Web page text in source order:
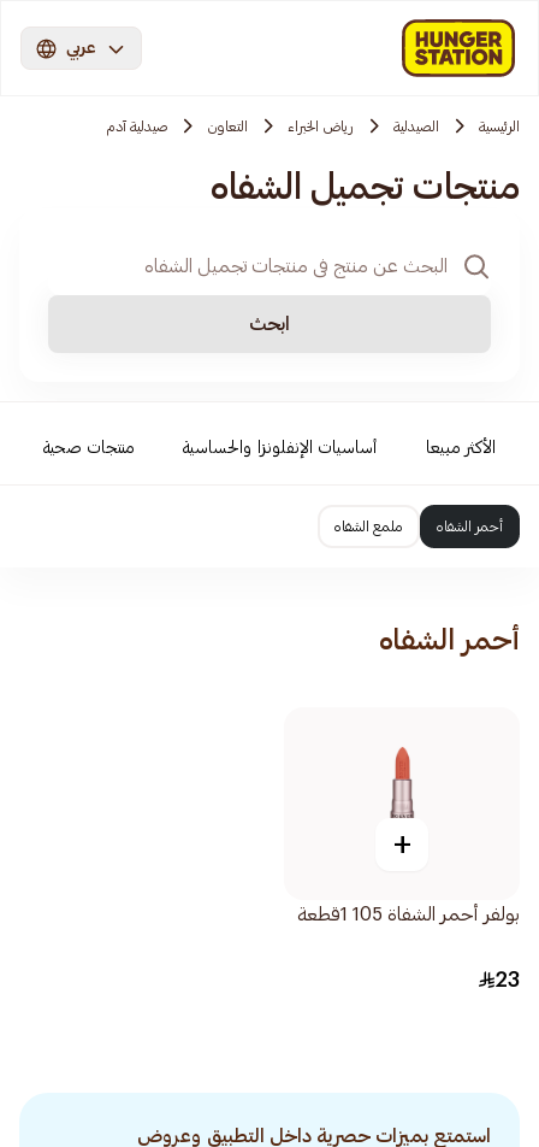
عربي
الرئيسية الصيدلية رياض الخبراء التعاون صيدلية آدم
منتجات تجميل الشفاه
ابحث
الأكثر مبيعا أساسيات الإنفلونزا والحساسية منتجات صحية
أحمر الشفاه ملمع الشفاه
أحمر الشفاه
+
بولفر أحمر الشفاة 105 1قطعة
23
استمتع بميزات حصرية داخل التطبيق وعروض